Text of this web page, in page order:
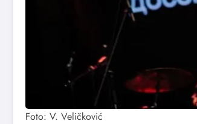
Foto: V. Veličković